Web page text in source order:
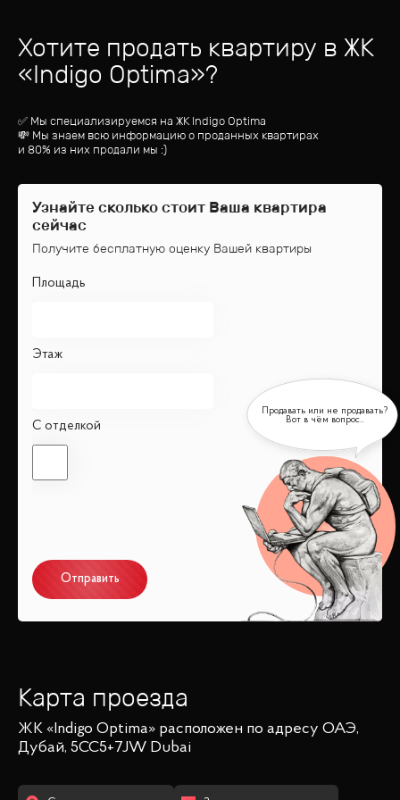
Хотите продать квартиру в ЖК
«Indigo Optima»?
✅ Мы специализируемся на ЖК Indigo Optima
💸 Мы знаем всю информацию о проданных квартирах
и 80% из них продали мы :)
Узнайте сколько стоит Ваша квартира
сейчас
Получите бесплатную оценку Вашей квартиры
Площадь
Этаж
С отделкой
Отправить
Карта проезда
ЖК «Indigo Optima» расположен по адресу ОАЭ,
Дубай, 5CC5+7JW Dubai